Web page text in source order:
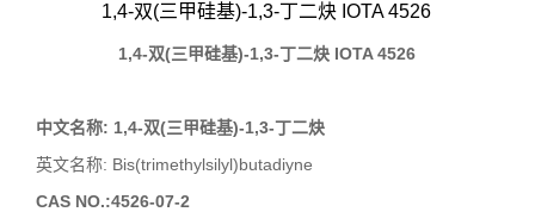
1,4-双(三甲硅基)-1,3-丁二炔 IOTA 4526
1,4-双(三甲硅基)-1,3-丁二炔 IOTA 4526
中文名称: 1,4-双(三甲硅基)-1,3-丁二炔
英文名称: Bis(trimethylsilyl)butadiyne
CAS NO.:4526-07-2